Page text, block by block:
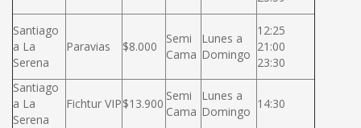
Santiago
a La
Serena
Paravias $8.000
Semi
Cama
Lunes a
Domingo
12:25
21:00
23:30
Santiago
a La
Serena
Fichtur VIP$13.900
Semi
Cama
Lunes a
Domingo
14:30